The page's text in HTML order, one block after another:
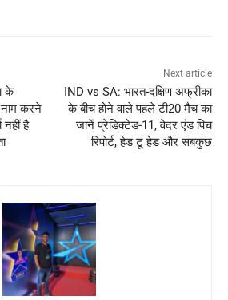
के
करने
नहीं है
Next article
IND vs SA: भारत-दक्षिण अफ्रीका
के बीच होने वाले पहले टी20 मैच का
जानें प्रेडिक्टेड-11, वेदर एंड पिच
रिपोर्ट, हेड टू हेड और सबकुछ